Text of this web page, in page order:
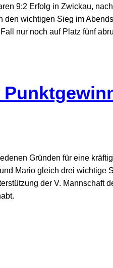
9:2 Erfolg in Zwickau,
wichtigen Sieg im
nur noch auf Platz fünf
Gründen für eine
Mario gleich drei wichtige
der V. Mannschaft